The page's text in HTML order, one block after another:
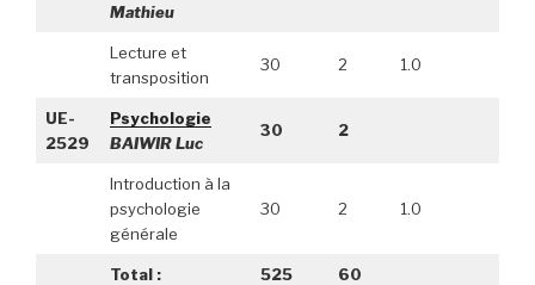
Mathieu
Lecture et
transposition
30 2 1.0
UE-
2529
Psychologie
BAIWIR Luc
30 2
Introduction à la
psychologie
générale
30 2 1.0
Total : 525 60